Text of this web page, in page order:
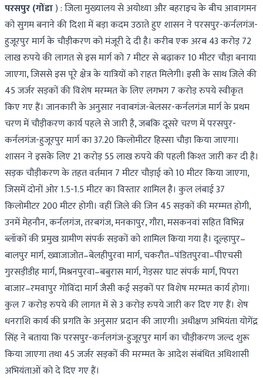
परसपुर (गोंडा) : जिला मुख्यालय से अयोध्या और बहराइच के बीच आवागमन
को सुगम बनाने की दिशा में बड़ा कदम उठाते हुए शासन ने परसपुर-कर्नलगंज-
हुजूरपुर मार्ग के चौड़ीकरण को मंजूरी दे दी है। करीब एक अरब 43 करोड़ 72
लाख रुपये की लागत से इस मार्ग को 7 मीटर से बढ़ाकर 10 मीटर चौड़ा बनाया
जाएगा, जिससे इस पूरे क्षेत्र के यात्रियों को राहत मिलेगी। इसी के साथ जिले की
45 जर्जर सड़कों की विशेष मरम्मत के लिए लगभग 7 करोड़ रुपये स्वीकृत
किए गए हैं। जानकारी के अनुसार नवाबगंज-बेलसर-कर्नलगंज मार्ग के प्रथम
चरण में चौड़ीकरण कार्य पहले से जारी है, जबकि दूसरे चरण में परसपुर-
कर्नलगंज-हुजूरपुर मार्ग का 37.20 किलोमीटर हिस्सा चौड़ा किया जाएगा।
शासन ने इसके लिए 21 करोड़ 55 लाख रुपये की पहली किश्त जारी कर दी है।
सड़क चौड़ीकरण के तहत वर्तमान 7 मीटर चौड़ाई को 10 मीटर किया जाएगा,
जिसमें दोनों ओर 1.5-1.5 मीटर का विस्तार शामिल है। कुल लंबाई 37
किलोमीटर 200 मीटर होगी। वहीं जिले की जिन 45 सड़कों की मरम्मत होगी,
उनमें मेहनौन, कर्नलगंज, तरबगंज, मनकापुर, गौरा, मसकनवां सहित विभिन्न
ब्लॉकों की प्रमुख ग्रामीण संपर्क सड़कों को शामिल किया गया है। दूल्हापुर–
बालपुर मार्ग, ख्वाजाजोत–बेलहीपुरवा मार्ग, चकरौत–पंडितपुरवा–पीएचसी
गुरसड़ीडीह मार्ग, मिश्रनपुरवा–बबुरास मार्ग, गेड़सर घाट संपर्क मार्ग, पिपरा
बाजार–रमवापुर गोविंदा मार्ग जैसी कई सड़कों पर विशेष मरम्मत कार्य होगा।
कुल 7 करोड़ रुपये की लागत में से 3 करोड़ रुपये जारी कर दिए गए हैं। शेष
धनराशि कार्य की प्रगति के अनुसार प्रदान की जाएगी। अधीक्षण अभियंता योगेंद्र
सिंह ने बताया कि परसपुर-कर्नलगंज-हुजूरपुर मार्ग का चौड़ीकरण जल्द शुरू
किया जाएगा तथा 45 जर्जर सड़कों की मरम्मत के आदेश संबंधित अधिशासी
अभियंताओं को दे दिए गए हैं।